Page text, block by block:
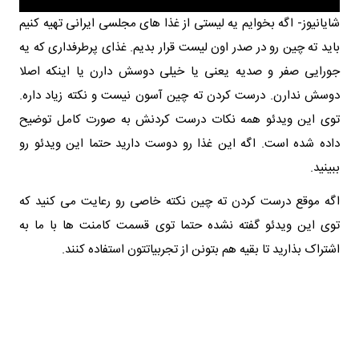
شایانیوز- اگه بخوایم یه لیستی از غذا های مجلسی ایرانی تهیه کنیم
باید ته چین رو در صدر اون لیست قرار بدیم. غذای پرطرفداری که یه
جورایی صفر و صدیه یعنی یا خیلی دوسش دارن یا اینکه اصلا
دوسش ندارن. درست کردن ته چین آسون نیست و نکته زیاد داره.
توی این ویدئو همه نکات درست کردنش به صورت کامل توضیح
داده شده است. اگه این غذا رو دوست دارید حتما این ویدئو رو
ببینید.
اگه موقع درست کردن ته چین نکته خاصی رو رعایت می کنید که
توی این ویدئو گفته نشده حتما توی قسمت کامنت ها با ما به
اشتراک بذارید تا بقیه هم بتونن از تجربیاتتون استفاده کنند.